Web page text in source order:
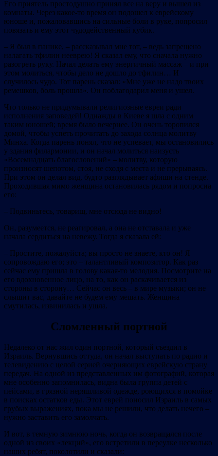
Его приятель простодушно принял все на веру и вышел из
комнаты. Через какое‐то время он подошел к еврейскому
юноше и, пожаловавшись на сильные боли в руке, попросил
повязать и ему этот чудодейственный кубик.
– Я был в панике, – рассказывал мне тот, – ведь запрещено
налагать тфилин нееврею! Я сказал ему, что сначала нужно
разогреть руку. Начал делать ему энергичный массаж – и при
этом молиться, чтобы дело не дошло до тфилин… И
случилось чудо. Тот парень сказал: «Мне уже не надо твоих
ремешков, боль прошла». Он поблагодарил меня и ушел.
Что только не придумывали религиозные евреи ради
исполнения заповедей! Однажды в Киеве я шла с одним
таким юношей; время было вечернее. Он очень торопился
домой, чтобы успеть прочитать до захода солнца молитву
Минха. Когда парень понял, что не успевает, мы остановились
у здания филармонии, и он начал молиться наизусть
«Восемнадцать благословений» – молитву, которую
произносят шепотом, стоя, не сходя с места и не прерываясь.
При этом он делал вид, будто разглядывает афиши на стенде.
Проходившая мимо женщина остановилась рядом и попросиа
его:
– Подвиньтесь, товарищ, мне отсюда не видно!
Он, разумеется, не реагировал, а она не отставала и уже
начала сердиться на невежу. Тогда я сказала ей:
– Простите, пожалуйста; вы просто не знаете, кто он! Я
сопровождаю его; это – талантливый композитор. Как раз
сейчас ему пришла в голову какая‐то мелодия. Посмотрите на
его вдохновенное лицо, на то, как он раскачивается из
стороны в сторону… Сейчас он весь – в мире музыки; он не
слышит вас, давайте не будем ему мешать. Женщина
смутилась, извинилась и ушла.
Сломленный портной
Недалеко от нас жил один портной, который съездил в
Израиль. Вернувшись оттуда, он начал выступать по радио и
телевидению с целой серией очерняющих еврейскую страну
передач. На одной из представленных им фотографий, которая
мне особенно запомнилась, видна была группа детей с
пейсами, в грязной неряшливой одежде, роющихся в помойке
в поисках остатков еды. Этот еврей поносил Израиль в самых
грубых выражениях, пока мы не решили, что делать нечего –
нужно заставить его замолчать.
И вот, в темную зимнюю ночь, когда он возвращался после
одной из своих «лекций», его встретили в переулке несколько
наших ребят, поколотили и сказали: